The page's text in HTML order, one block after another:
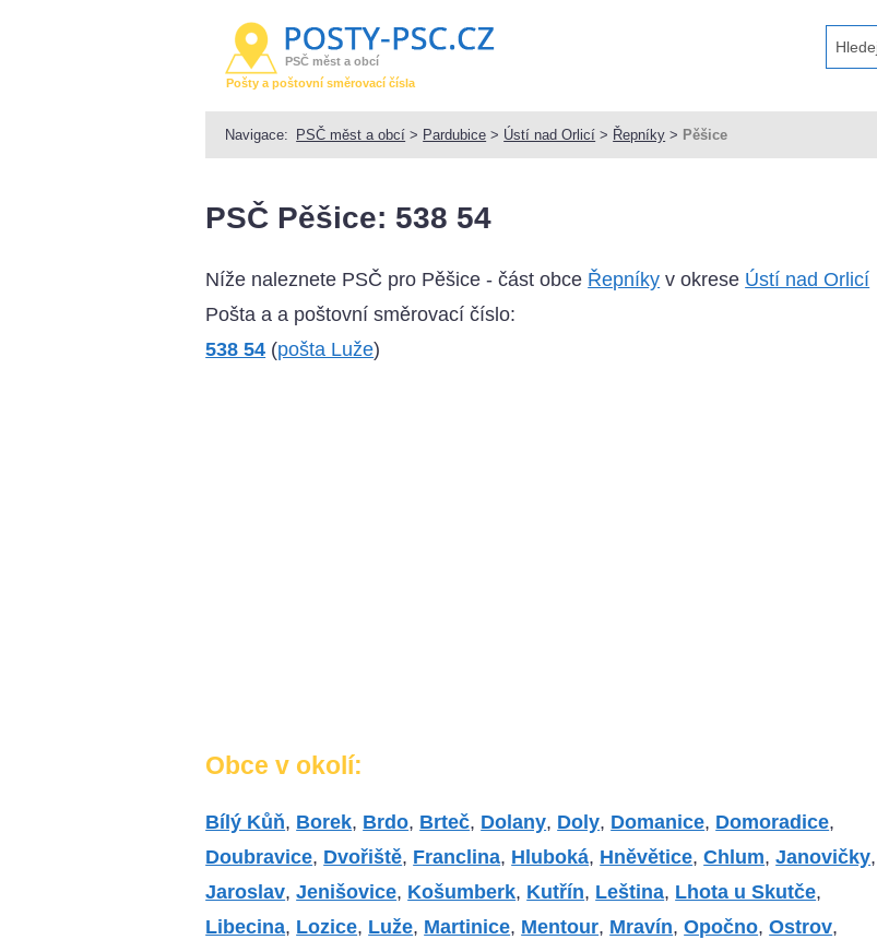
PSČ měst a obcí
Pošty a poštovní směrovací čísla
Navigace: PSČ měst a obcí > Pardubice > Ústí nad Orlicí > Řepníky > Pěšice
PSČ Pěšice: 538 54
Níže naleznete PSČ pro Pěšice - část obce Řepníky v okrese Ústí nad Orlicí
Pošta a a poštovní směrovací číslo:
538 54 (pošta Luže)
Obce v okolí:
Bílý Kůň, Borek, Brdo, Brteč, Dolany, Doly, Domanice, Domoradice,
Doubravice, Dvořiště, Franclina, Hluboká, Hněvětice,Chlum,Janovičky,
Jaroslav,Jenišovice, Košumberk, Kutřín, Leština, Lhota u Skutče,
Libecina, Lozice, Luže, Martinice, Mentour, Mravín,Opočno,Ostrov,